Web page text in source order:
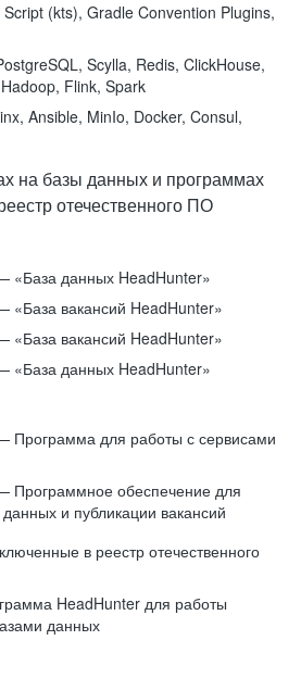
Script (kts), Gradle Convention Plugins,
Scylla, Redis, ClickHouse,
Flink, Spark
Ansible, MinIo, Docker, Consul,
на базы данных и программах
отечественного ПО
данных HeadHunter»
вакансий HeadHunter»
вакансий HeadHunter»
данных HeadHunter»
для работы с сервисами
обеспечение для
и публикации вакансий
в реестр отечественного
HeadHunter для работы
данных